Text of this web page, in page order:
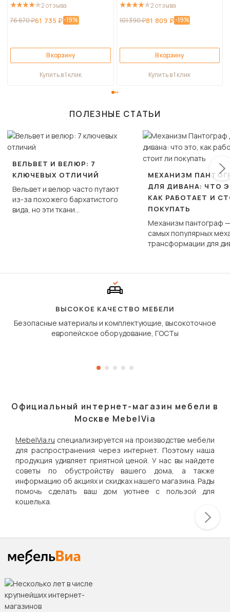
2 отзыва
76 670 ₽61 735 ₽-19%
В корзину
Купить в 1 клик
2 отзыва
101 390 ₽81 809 ₽-19%
В корзину
Купить в 1 клик
ПОЛЕЗНЫЕ СТАТЬИ
ВЕЛЬВЕТ И ВЕЛЮР: 7
КЛЮЧЕВЫХ ОТЛИЧИЙ
Вельвет и велюр часто путают
из-за похожего бархатистого
вида, но эти ткани
МЕХАНИЗМ
ДЛЯ ДИВАНА: ЧТО
КАК РАБОТАЕТ И
ПОКУПАТЬ
Механизм пантограф
самых популярных
трансформации для
сиденье не
дугообразной
ВЫСОКОЕ КАЧЕСТВО МЕБЕЛИ
Безопасные материалы и комплектующие, высокоточное
европейское оборудование, ГОСТы
Официальный интернет-магазин мебели в
Москве MebelVia
MebelVia.ru специализируется на производстве мебели
для распространения через интернет. Поэтому наша
продукция удивляет приятной ценой. У нас вы найдете
советы по обустройству вашего дома, а также
информацию об акциях и скидках нашего магазина. Рады
помочь сделать ваш дом уютнее с пользой для
кошелька.